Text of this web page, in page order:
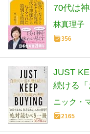
70代は
(幻冬舎
林真理子
356
JUST
続ける
ニック・
2165